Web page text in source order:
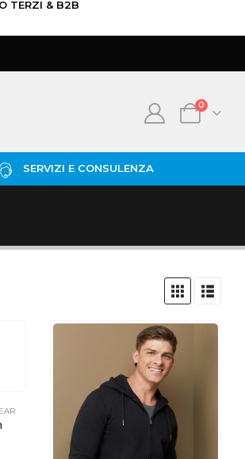
TERZI & B2B
0
SERVIZI E CONSULENZA